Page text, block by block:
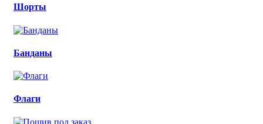
Шорты
Банданы
Флаги